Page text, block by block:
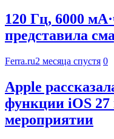
120 Гц, 6000
представила
Ferra.ru2 месяца спустя 0
Apple
функции iOS 27
мероприятии